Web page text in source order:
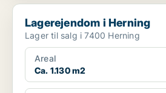
Lagerejendom i Herning
Lagerejendom i Herning
Lager til salg i 7400 Herning
Areal
Ca. 1.130 m2